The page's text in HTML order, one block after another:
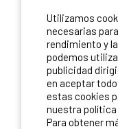
Utilizamos
necesarias
rendimiento y
podemos
publicidad
en aceptar
estas cookies
nuestra política
Para obtener